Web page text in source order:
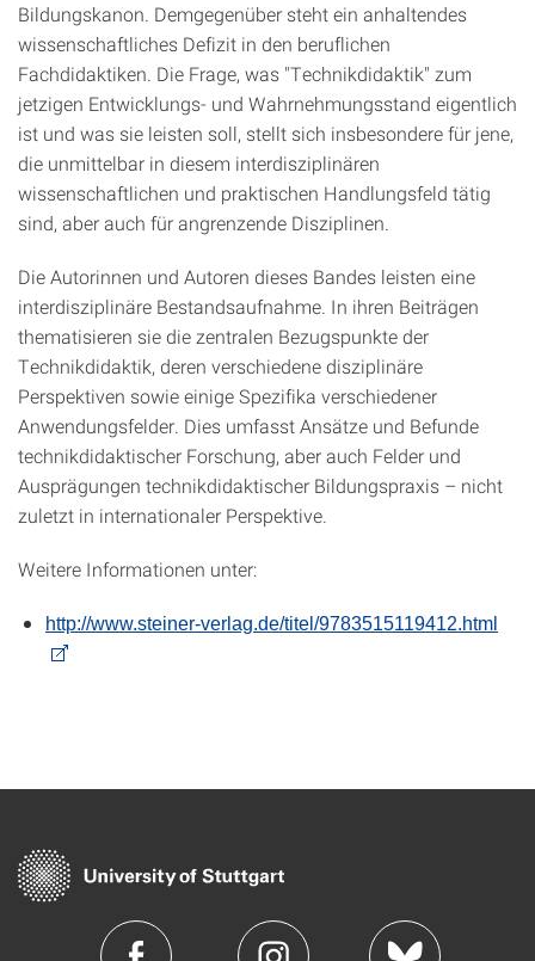
Bildungskanon. Demgegenüber steht ein anhaltendes
wissenschaftliches Defizit in den beruflichen
Fachdidaktiken. Die Frage, was "Technikdidaktik" zum
jetzigen Entwicklungs- und Wahrnehmungsstand eigentlich
ist und was sie leisten soll, stellt sich insbesondere für jene,
die unmittelbar in diesem interdisziplinären
wissenschaftlichen und praktischen Handlungsfeld tätig
sind, aber auch für angrenzende Disziplinen.
Die Autorinnen und Autoren dieses Bandes leisten eine
interdisziplinäre Bestandsaufnahme. In ihren Beiträgen
thematisieren sie die zentralen Bezugspunkte der
Technikdidaktik, deren verschiedene disziplinäre
Perspektiven sowie einige Spezifika verschiedener
Anwendungsfelder. Dies umfasst Ansätze und Befunde
technikdidaktischer Forschung, aber auch Felder und
Ausprägungen technikdidaktischer Bildungspraxis – nicht
zuletzt in internationaler Perspektive.
Weitere Informationen unter:
http://www.steiner-verlag.de/titel/9783515119412.html